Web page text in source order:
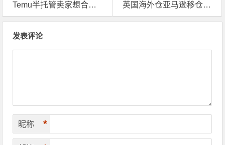
Temu半托管卖家想合作认证英国海外仓一件代发？
英国海外仓亚马逊移仓换标物流费用怎么算
发表评论
昵称 *